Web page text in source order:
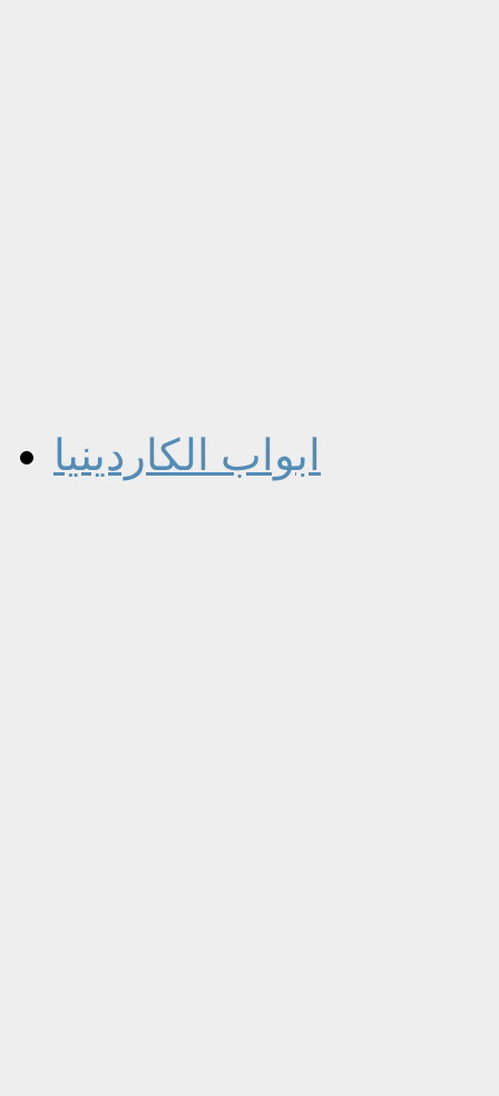
ابواب الكاردينيا